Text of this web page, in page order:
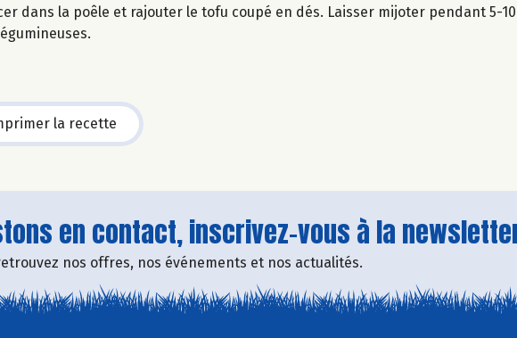
dans la poêle et rajouter le tofu coupé en dés. Laisser mijoter pendant 5-
la recette
en contact, inscrivez-vous à la
nos offres, nos événements et nos actualités.